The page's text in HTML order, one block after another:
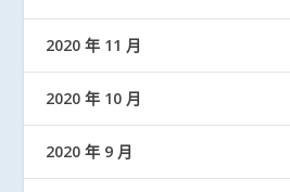
2020 年 11 月
2020 年 10 月
2020 年 9 月